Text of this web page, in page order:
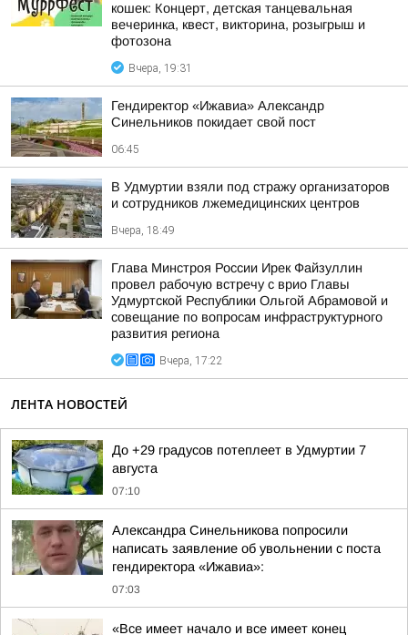
кошек: Концерт, детская танцевальная
вечеринка, квест, викторина, розыгрыш и
фотозона
Вчера, 19:31
Гендиректор «Ижавиа» Александр
Синельников покидает свой пост
06:45
В Удмуртии взяли под стражу организаторов
и сотрудников лжемедицинских центров
Вчера, 18:49
Глава Минстроя России Ирек Файзуллин
провел рабочую встречу с врио Главы
Удмуртской Республики Ольгой Абрамовой и
совещание по вопросам инфраструктурного
развития региона
Вчера, 17:22
ЛЕНТА НОВОСТЕЙ
До +29 градусов потеплеет в Удмуртии 7
августа
07:10
Александра Синельникова попросили
написать заявление об увольнении с поста
гендиректора «Ижавиа»:
07:03
«Все имеет начало и все имеет конец